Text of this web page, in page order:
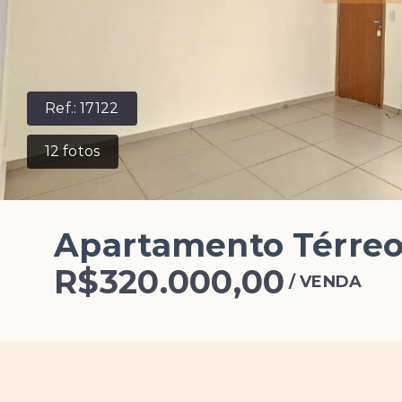
Ref.:17122
12 fotos
Apartamento
R$320.000,00 /VENDA